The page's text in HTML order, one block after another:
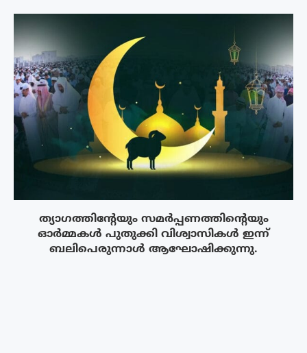
ത്യാഗത്തിന്റേയും സമർപ്പണത്തിന്റെയും
ഓർമ്മകൾ പുതുക്കി വിശ്വാസികൾ ഇന്ന്
ബലിപെരുന്നാൾ ആഘോഷിക്കുന്നു.